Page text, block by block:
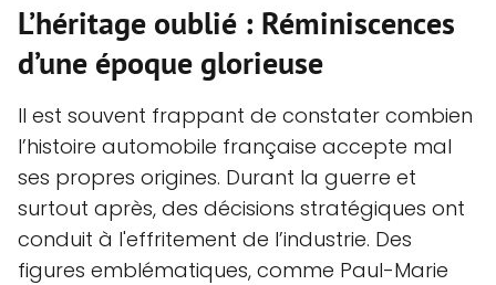
L’héritage oublié : Réminiscences
d’une époque glorieuse
Il est souvent frappant de constater combien
l’histoire automobile française accepte mal
ses propres origines. Durant la guerre et
surtout après, des décisions stratégiques ont
conduit à l'effritement de l’industrie. Des
figures emblématiques, comme Paul-Marie